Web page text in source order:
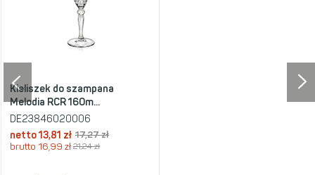
Kieliszek do szampana
Melodia RCR 160m...
DE23846020006
netto13,81 zł 17,27 zł
brutto 16,99 zł 21,24 zł